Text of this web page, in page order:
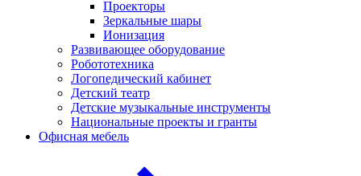
Проекторы
Зеркальные шары
Ионизация
Развивающее оборудование
Робототехника
Логопедический кабинет
Детский театр
Детские музыкальные инструменты
Национальные проекты и гранты
Офисная мебель